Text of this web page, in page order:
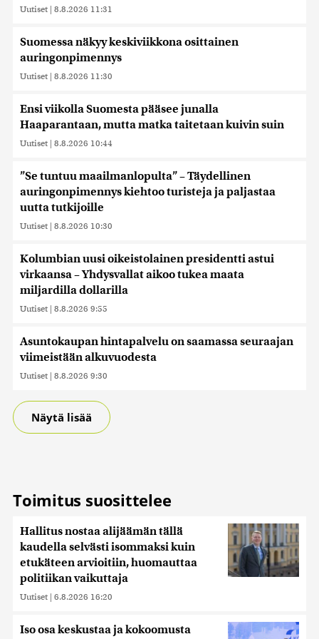
Uutiset | 8.8.2026 11:31
Suomessa näkyy keskiviikkona osittainen
auringonpimennys
Uutiset | 8.8.2026 11:30
Ensi viikolla Suomesta pääsee junalla
Haaparantaan, mutta matka taitetaan kuivin suin
Uutiset | 8.8.2026 10:44
”Se tuntuu maailmanlopulta” – Täydellinen
auringonpimennys kiehtoo turisteja ja paljastaa
uutta tutkijoille
Uutiset | 8.8.2026 10:30
Kolumbian uusi oikeistolainen presidentti astui
virkaansa – Yhdysvallat aikoo tukea maata
miljardilla dollarilla
Uutiset | 8.8.2026 9:55
Asuntokaupan hintapalvelu on saamassa seuraajan
viimeistään alkuvuodesta
Uutiset | 8.8.2026 9:30
Näytä lisää
Toimitus suosittelee
Hallitus nostaa alijäämän tällä
kaudella selvästi isommaksi kuin
etukäteen arvioitiin, huomauttaa
politiikan vaikuttaja
Uutiset | 6.8.2026 16:20
Iso osa keskustaa ja kokoomusta